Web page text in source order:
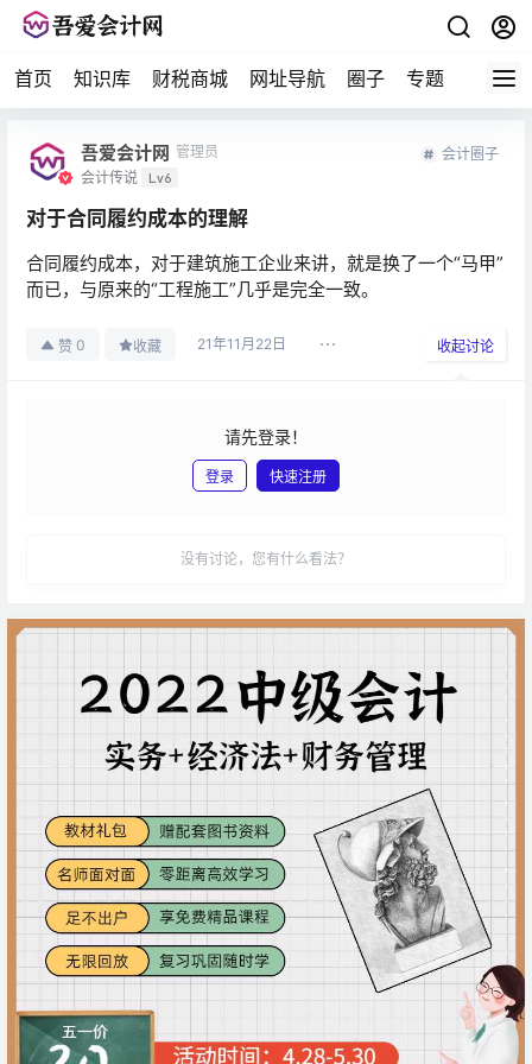
首页 知识库 财税商城 网址导航 圈子 专题 会计问
吾爱会计网 管理员
会计传说 Lv6
会计圈子
对于合同履约成本的理解
合同履约成本，对于建筑施工企业来讲，就是换了一个“马甲”
而已，与原来的“工程施工”几乎是完全一致。
赞 0 收藏 21年11月22日 收起讨论
请先登录！
登录 快速注册
没有讨论，您有什么看法？